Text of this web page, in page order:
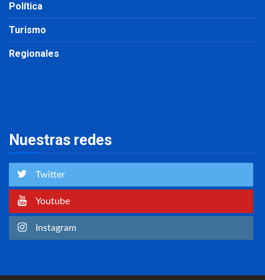
Política
Turismo
Regionales
Nuestras redes
Twitter
Youtube
Instagram